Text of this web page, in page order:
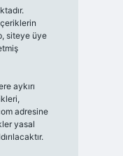
siteye üye
aykırı
adresine
yasal